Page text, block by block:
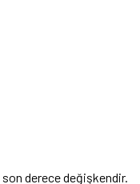
son derece değişkendir.